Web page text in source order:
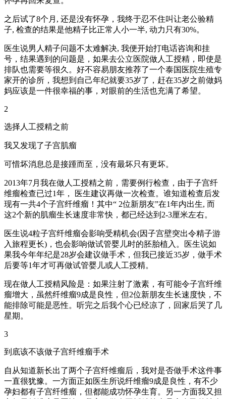
之后试了8个月, 还是没有怀孕，我终于忍不住叫让老公验精
子, 检查的结果是他精子比正常人小一半, 动力只有30%。
医生说男人精子问题不太难解决, 我便开始打电话咨询和挂
号，结果遇到的问题是，如果去公立医院做人工授精，即使是
排队也需要等很久。好不容易朋友推荐了一个泰国医院生殖专
家开的诊所，我想到自己年纪就要35岁了，赶在35岁之前做妈
妈应该是一件很幸福的事，对眼前的生活也充满了希望。
2
选择人工授精之前
我又发现了子宫肌瘤
可惜坏消息总是接踵而至，没有最坏只有更坏。
2013年7月我在做人工授精之前，需要例行检查，由于子宫纤
维瘤检查已过1年， 医生建议再做一次检查。谁知道检查后发
现有一共4个子宫纤维瘤！其中“ 2位新朋友”在1年内出生, 而
这2个新的肌瘤生长速度非常快，都已经达到2-3厘米左右。
医生说4粒子宫纤维瘤会影响受精机会(因子宫壁突出令精子游
入旅程更长)，也会影响做试管婴儿时的胚胎植入。医生说如
果我今年年纪是28岁会建议做手术，但我已接近35岁，做手术
后要等1年才可再做试管婴儿或人工授精。
现在做人工授精风险是：如果注射了激素，有可能令子宫纤维
瘤增大，虽然纤维瘤9成是良性，但2位新朋友生长速度快，不
能排除可能是恶性。听完之后我个心已经凉了，回家后哭了几
星期。
3
到底该不该做子宫纤维瘤手术
自从知道新长出了两个子宫纤维瘤后，我对是否做手术这件事
一直很犹豫。一方面正如医生所说纤维瘤9成是良性，有不少
孕妇都有子宫纤维瘤，但都能成功怀孕生育。另一方面我又担